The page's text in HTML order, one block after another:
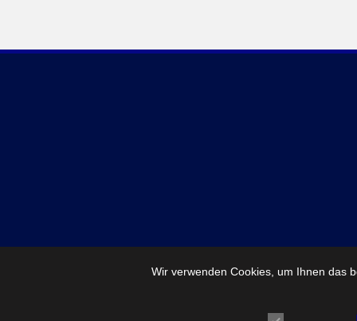
Wir verwenden Cookies, um Ihnen das